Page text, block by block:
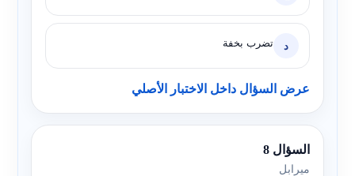
د تضرب بخفة
عرض السؤال داخل الاختبار الأصلي
السؤال 8
ميرابل